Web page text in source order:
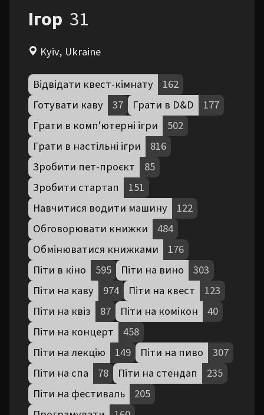
Ігор 31
Kyiv, Ukraine
Відвідати квест-кімнату
162
Готувати каву
37 Грати в D&D
177
Грати в комп'ютерні ігри
502
Грати в настільні ігри
816
Зробити пет-проєкт
85
Зробити стартап
151
Навчитися водити машину
122
Обговорювати книжки
484
Обмінюватися книжками
176
Піти в кіно
595 Піти на вино
303
Піти на каву
974 Піти на квест
123
Піти на квіз
87 Піти на комікон
40
Піти на концерт
458
Піти на лекцію
149 Піти на пиво
307
Піти на спа
78 Піти на стендап
235
Піти на фестиваль
205